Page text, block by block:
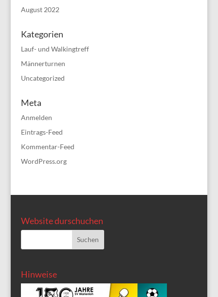
August 2022
Kategorien
Lauf- und Walkingtreff
Männerturnen
Uncategorized
Meta
Anmelden
Eintrags-Feed
Kommentar-Feed
WordPress.org
Website durschuchen
Hinweise